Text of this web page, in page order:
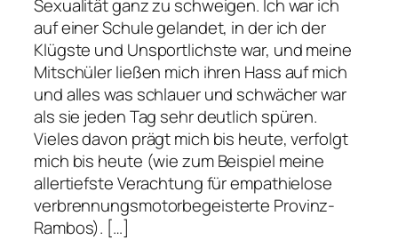
Sexualität ganz zu schweigen. Ich war ich
auf einer Schule gelandet, in der ich der
Klügste und Unsportlichste war, und meine
Mitschüler ließen mich ihren Hass auf mich
und alles was schlauer und schwächer war
als sie jeden Tag sehr deutlich spüren.
Vieles davon prägt mich bis heute, verfolgt
mich bis heute (wie zum Beispiel meine
allertiefste Verachtung für empathielose
verbrennungsmotorbegeisterte Provinz-
Rambos). […]